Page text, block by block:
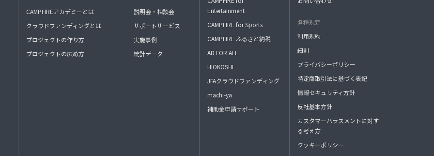
CAMPFIREアカデミーとは
クラウドファンディングとは
プロジェクトの作り方
プロジェクトの広め方
説明会・相談会
サポートサービス
実施事例
統計データ
Entertainment
CAMPFIRE for Sports
CAMPFIRE ふるさと納税
AD FOR ALL
HIOKOSHI
JFAクラウドファンディング
machi-ya
補助金申請サポート
各種規定
利用規約
細則
プライバシーポリシー
特定商取引法に基づく表記
情報セキュリティ方針
反社基本方針
カスタマーハラスメントに対す
る考え方
クッキーポリシー